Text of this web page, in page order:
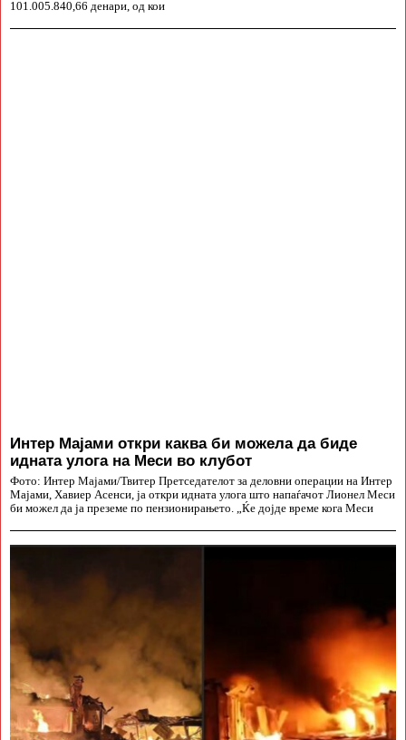
101.005.840,66 денари, од кои
Интер Мајами откри каква би можела да биде
идната улога на Меси во клубот
Фото: Интер Мајами/Твитер Претседателот за деловни операции на Интер
Мајами, Хавиер Асенси, ја откри идната улога што напаѓачот Лионел Меси
би можел да ја преземе по пензионирањето. „Ќе дојде време кога Меси